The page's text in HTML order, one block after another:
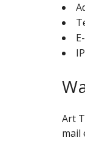
Art
mail